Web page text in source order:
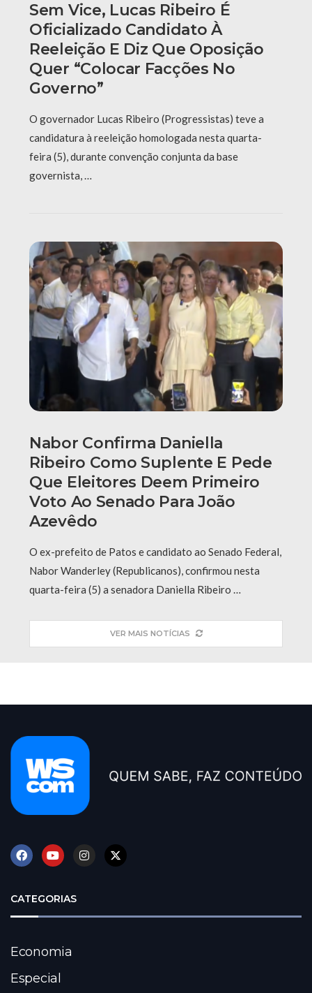
Sem Vice, Lucas Ribeiro É
Oficializado Candidato À
Reeleição E Diz Que Oposição
Quer “colocar Facções No
Governo”
O governador Lucas Ribeiro (Progressistas) teve a
candidatura à reeleição homologada nesta quarta-
feira (5), durante convenção conjunta da base
governista, …
Nabor Confirma Daniella
Ribeiro Como Suplente E Pede
Que Eleitores Deem Primeiro
Voto Ao Senado Para João
Azevêdo
O ex-prefeito de Patos e candidato ao Senado Federal,
Nabor Wanderley (Republicanos), confirmou nesta
quarta-feira (5) a senadora Daniella Ribeiro …
VER MAIS NOTÍCIAS
CATEGORIAS
Economia
Especial